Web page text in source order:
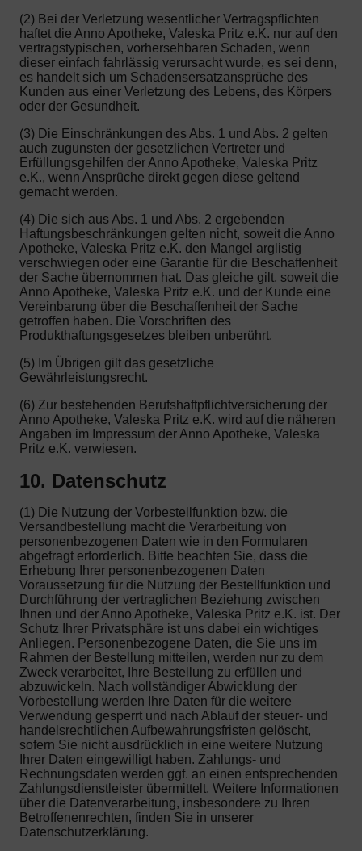
(2) Bei der Verletzung wesentlicher Vertragspflichten
haftet die Anno Apotheke, Valeska Pritz e.K. nur auf den
vertragstypischen, vorhersehbaren Schaden, wenn
dieser einfach fahrlässig verursacht wurde, es sei denn,
es handelt sich um Schadensersatzansprüche des
Kunden aus einer Verletzung des Lebens, des Körpers
oder der Gesundheit.
(3) Die Einschränkungen des Abs. 1 und Abs. 2 gelten
auch zugunsten der gesetzlichen Vertreter und
Erfüllungsgehilfen der Anno Apotheke, Valeska Pritz
e.K., wenn Ansprüche direkt gegen diese geltend
gemacht werden.
(4) Die sich aus Abs. 1 und Abs. 2 ergebenden
Haftungsbeschränkungen gelten nicht, soweit die Anno
Apotheke, Valeska Pritz e.K. den Mangel arglistig
verschwiegen oder eine Garantie für die Beschaffenheit
der Sache übernommen hat. Das gleiche gilt, soweit die
Anno Apotheke, Valeska Pritz e.K. und der Kunde eine
Vereinbarung über die Beschaffenheit der Sache
getroffen haben. Die Vorschriften des
Produkthaftungsgesetzes bleiben unberührt.
(5) Im Übrigen gilt das gesetzliche
Gewährleistungsrecht.
(6) Zur bestehenden Berufshaftpflichtversicherung der
Anno Apotheke, Valeska Pritz e.K. wird auf die näheren
Angaben im Impressum der Anno Apotheke, Valeska
Pritz e.K. verwiesen.
10. Datenschutz
(1) Die Nutzung der Vorbestellfunktion bzw. die
Versandbestellung macht die Verarbeitung von
personenbezogenen Daten wie in den Formularen
abgefragt erforderlich. Bitte beachten Sie, dass die
Erhebung Ihrer personenbezogenen Daten
Voraussetzung für die Nutzung der Bestellfunktion und
Durchführung der vertraglichen Beziehung zwischen
Ihnen und der Anno Apotheke, Valeska Pritz e.K. ist. Der
Schutz Ihrer Privatsphäre ist uns dabei ein wichtiges
Anliegen. Personenbezogene Daten, die Sie uns im
Rahmen der Bestellung mitteilen, werden nur zu dem
Zweck verarbeitet, Ihre Bestellung zu erfüllen und
abzuwickeln. Nach vollständiger Abwicklung der
Vorbestellung werden Ihre Daten für die weitere
Verwendung gesperrt und nach Ablauf der steuer- und
handelsrechtlichen Aufbewahrungsfristen gelöscht,
sofern Sie nicht ausdrücklich in eine weitere Nutzung
Ihrer Daten eingewilligt haben. Zahlungs- und
Rechnungsdaten werden ggf. an einen entsprechenden
Zahlungsdienstleister übermittelt. Weitere Informationen
über die Datenverarbeitung, insbesondere zu Ihren
Betroffenenrechten, finden Sie in unserer
Datenschutzerklärung.